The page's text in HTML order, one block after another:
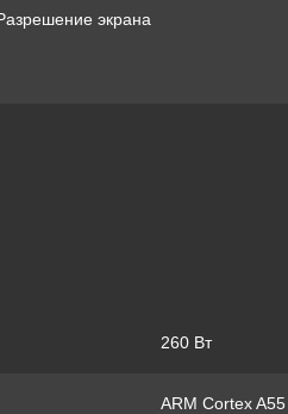
экрана
260 Вт
ARM Cortex A55